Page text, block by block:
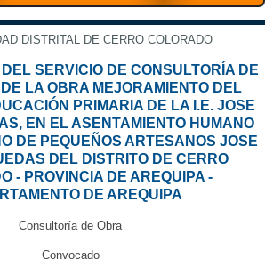
DISTRITAL DE CERRO COLORADO
SERVICIO DE CONSULTORÍA DE
LA OBRA MEJORAMIENTO DEL
PRIMARIA DE LA I.E. JOSE
EN EL ASENTAMIENTO HUMANO
DE PEQUEÑOS ARTESANOS JOSE
DEL DISTRITO DE CERRO
- PROVINCIA DE AREQUIPA -
DE AREQUIPA
Consultoría de Obra
Convocado